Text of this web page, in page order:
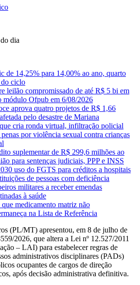
dia
de 14,25% para 14,00% ao ano, quarto
ciclo
leilão compromissado de até R$ 5 bi em
módulo Ofpub em 6/08/2026
aprova quatro projetos de R$ 1,66
pelo desastre de Mariana
cria ronda virtual, infiltração policial
por violência sexual contra crianças
suplementar de R$ 299,6 milhões ao
para sentenças judiciais, PPP e INSS
uso do FGTS para créditos a hospitais
de pessoas com deficiência
militares a receber emendas
à saúde
medicamento matriz não
na Lista de Referência
(PL/MT) apresentou, em 8 de julho de
2026, que altera a Lei nº 12.527/2011
– LAI) para estabelecer regras de
administrativos disciplinares (PADs)
ocupantes de cargos de direção
após decisão administrativa definitiva.